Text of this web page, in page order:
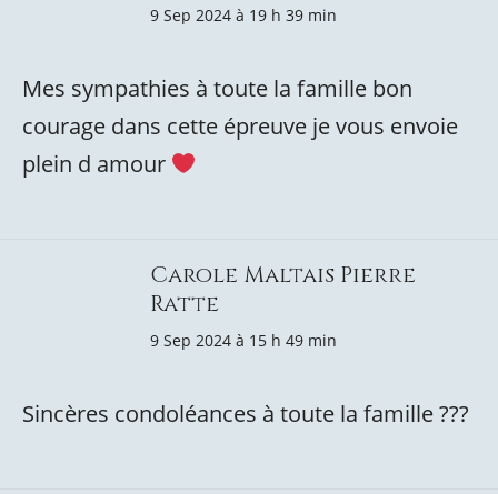
9 Sep 2024 à 19 h 39 min
Mes sympathies à toute la famille bon
courage dans cette épreuve je vous envoie
plein d amour
Carole Maltais Pierre
Ratte
9 Sep 2024 à 15 h 49 min
Sincères condoléances à toute la famille ???